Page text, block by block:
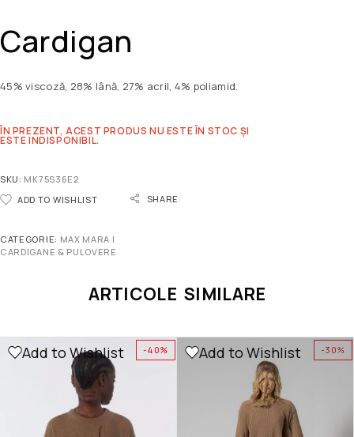
Cardigan
45% viscoză, 28% lână, 27% acril, 4% poliamid.
ÎN PREZENT, ACEST PRODUS NU ESTE ÎN STOC ȘI
ESTE INDISPONIBIL.
SKU: MK75S36E2
ADD TO WISHLIST
SHARE
CATEGORIE: MAX MARA |
CARDIGANE & PULOVERE
ARTICOLE SIMILARE
-40%
Add to Wishlist -30%
Add to Wishlist